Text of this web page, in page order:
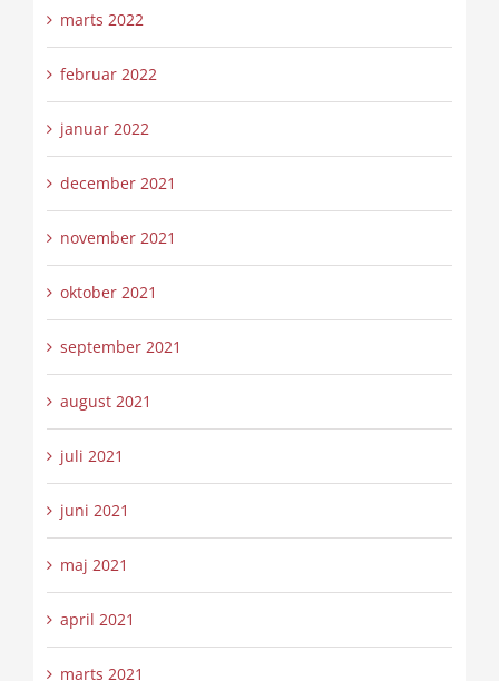
marts 2022
februar 2022
januar 2022
december 2021
november 2021
oktober 2021
september 2021
august 2021
juli 2021
juni 2021
maj 2021
april 2021
marts 2021